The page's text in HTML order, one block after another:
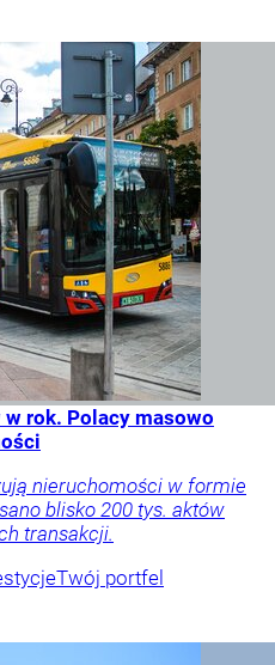
rok. Polacy masowo
nieruchomości w formie
blisko 200 tys. aktów
transakcji.
Twój portfel